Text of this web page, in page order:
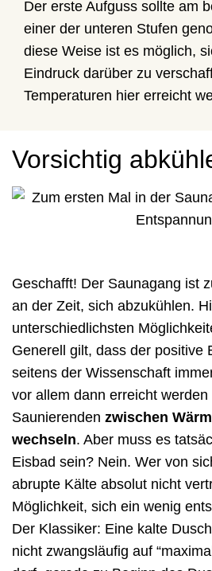
Der erste Aufguss sollte am
einer der unteren Stufen
diese Weise ist es möglich,
Eindruck darüber zu
Temperaturen hier erreicht
Vorsichtig
Geschafft! Der Saunagang ist
an der Zeit, sich abzukühlen.
unterschiedlichsten
Generell gilt, dass der positive
seitens der Wissenschaft
vor allem dann erreicht
Saunierenden zwischen
wechseln. Aber muss es
Eisbad sein? Nein. Wer von
abrupte Kälte absolut nicht
Möglichkeit, sich ein wenig
Der Klassiker: Eine kalte
nicht zwangsläufig auf